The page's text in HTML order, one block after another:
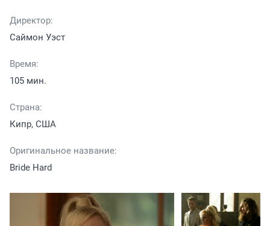
Директор:
Саймон Уэст
Время:
105 мин.
Страна:
Кипр, США
Оригинальное название:
Bride Hard